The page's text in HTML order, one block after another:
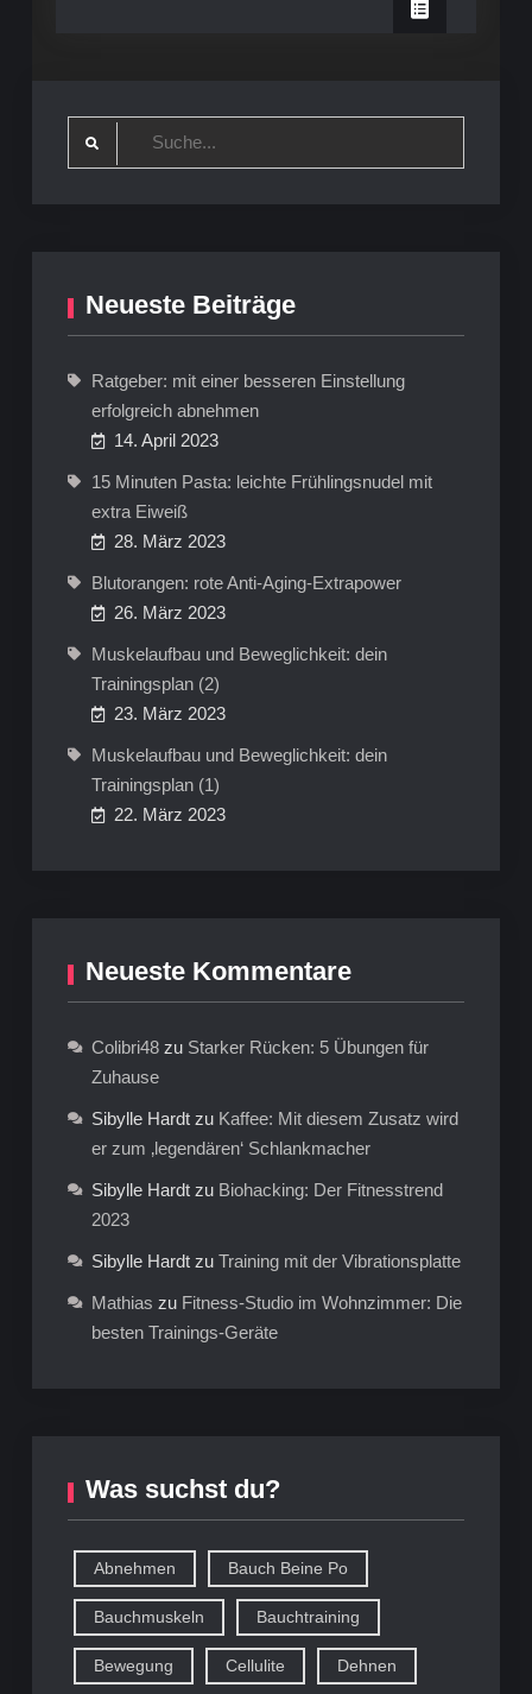
hübsch
Neueste Beiträge
Ratgeber: mit einer besseren Einstellung
erfolgreich abnehmen
14. April 2023
15 Minuten Pasta: leichte Frühlingsnudel mit
extra Eiweiß
28. März 2023
Blutorangen: rote Anti-Aging-Extrapower
26. März 2023
Muskelaufbau und Beweglichkeit: dein
Trainingsplan (2)
23. März 2023
Muskelaufbau und Beweglichkeit: dein
Trainingsplan (1)
22. März 2023
Neueste Kommentare
Colibri48zu Starker Rücken: 5 Übungen für
Zuhause
Sibylle Hardtzu Kaffee: Mit diesem Zusatz wird
er zum ‚legendären‘ Schlankmacher
Sibylle Hardtzu Biohacking: Der Fitnesstrend
2023
Sibylle Hardtzu Training mit der Vibrationsplatte
Mathias zu Fitness-Studio im Wohnzimmer: Die
besten Trainings-Geräte
Was suchst du?
Abnehmen Bauch Beine Po
Bauchmuskeln Bauchtraining
Bewegung Cellulite Dehnen